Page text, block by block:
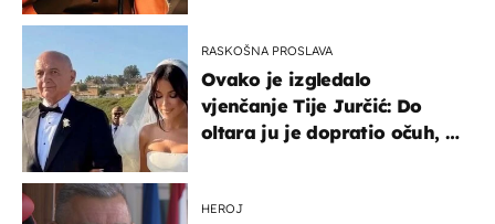
RASKOŠNA PROSLAVA
Ovako je izgledalo
vjenčanje Tije Jurčić: Do
oltara ju je dopratio očuh, a
HEROJ